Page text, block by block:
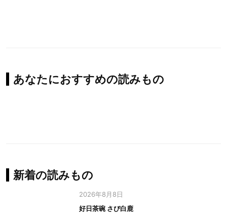
あなたにおすすめの読みもの
新着の読みもの
2026年8月8日
好日茶碗 さび白鹿